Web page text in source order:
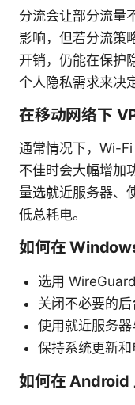
分流会让部分流量
影响，但若分流策
开销，仍能在保护
个人隐私需求来决
在移动网络下
通常情况下，Wi-
不佳时会大幅增加
量选就近服务器、
低总耗电。
如何在
选用
关闭不必要的
使用就近服务
保持系统更新
如何在 Android